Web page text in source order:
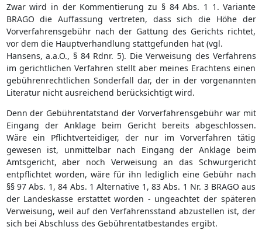
Zwar wird in der Kommentierung zu § 84 Abs. 1 1. Variante
BRAGO die Auffassung vertreten, dass sich die Höhe der
Vorverfahrensgebühr nach der Gattung des Gerichts richtet,
vor dem die Hauptverhandlung stattgefunden hat (vgl.
Hansens, a.a.O., § 84 Rdnr. 5). Die Verweisung des Verfahrens
im gerichtlichen Verfahren stellt aber meines Erachtens einen
gebührenrechtlichen Sonderfall dar, der in der vorgenannten
Literatur nicht ausreichend berücksichtigt wird.
Denn der Gebührentatstand der Vorverfahrensgebühr war mit
Eingang der Anklage beim Gericht bereits abgeschlossen.
Wäre ein Pflichtverteidiger, der nur im Vorverfahren tätig
gewesen ist, unmittelbar nach Eingang der Anklage beim
Amtsgericht, aber noch Verweisung an das Schwurgericht
entpflichtet worden, wäre für ihn lediglich eine Gebühr nach
§§ 97 Abs. 1, 84 Abs. 1 Alternative 1, 83 Abs. 1 Nr. 3 BRAGO aus
der Landeskasse erstattet worden - ungeachtet der späteren
Verweisung, weil auf den Verfahrensstand abzustellen ist, der
sich bei Abschluss des Gebührentatbestandes ergibt.